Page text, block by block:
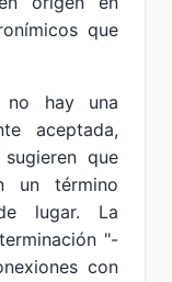
que
no hay una
aceptada,
que
un término
lugar. La
"-
con